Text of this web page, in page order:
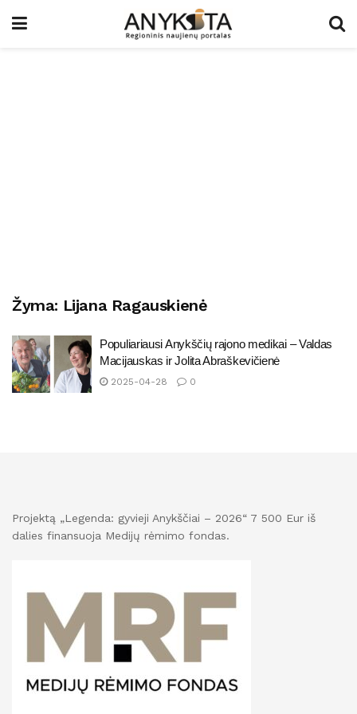
Žyma: Lijana Ragauskienė
Populiariausi Anykščių rajono medikai – Valdas
Macijauskas ir Jolita Abraškevičienė
2025-04-28 0
Projektą „Legenda: gyvieji Anykščiai – 2026“ 7 500 Eur iš
dalies finansuoja Medijų rėmimo fondas.